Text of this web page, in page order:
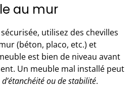
au mur
utilisez des chevilles
(béton, placo, etc.) et
est bien de niveau avant
Un meuble mal installé peut
ou de stabilité.